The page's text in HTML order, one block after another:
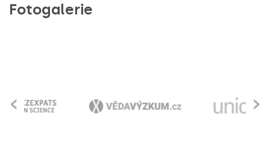
Fotogalerie
›
‹